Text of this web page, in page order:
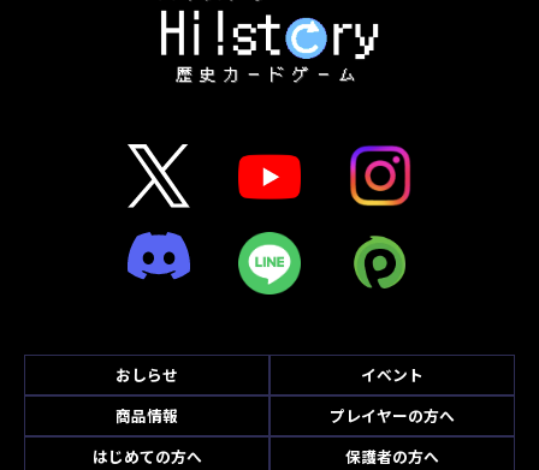
おしらせ
イベント
商品情報
プレイヤーの方へ
はじめての方へ
保護者の方へ